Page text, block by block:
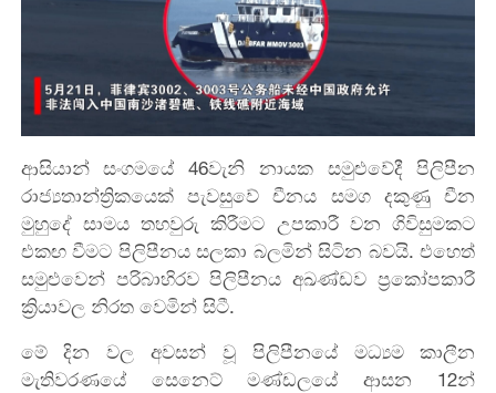
ආසියාන් සංගමයේ 46වැනි නායක සමුළුවේදී පිලිපීන
රාජ්‍යතාන්ත්‍රිකයෙක් පැවසුවේ චීනය සමග දකුණු චීන
මුහුදේ සාමය තහවුරු කිරීමට උපකාරී වන ගිවිසුමකට
එකඟ වීමට පිලිපීනය සලකා බලමින් සිටින බවයි. එහෙත්
සමුළුවෙන් පරිබාහිරව පිලිපීනය අඛණ්ඩව ප්‍රකෝපකාරී
ක්‍රියාවල නිරත වෙමින් සිටී.
මේ දින වල අවසන් වූ පිලිපීනයේ මධ්‍යම කාලීන
මැතිවරණයේ සෙනෙට් මණ්ඩලයේ ආසන 12න්